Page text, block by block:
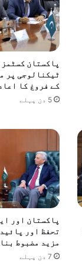
پاکستان
ٹیکنالوجی پر
کے فروغ کا
5 دن پہلے
پاکستان اور
تحفظ اور
مزید مضبوط
7 دن پہلے